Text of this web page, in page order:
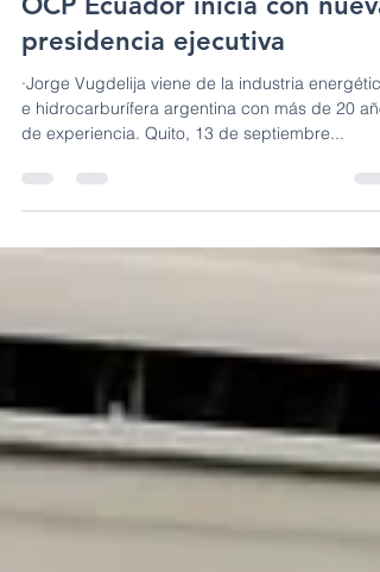
13 sept 2021
2 min de lectura
OCP Ecuador inicia con nueva
presidencia ejecutiva
·Jorge Vugdelija viene de la industria energética
de experiencia. Quito, 13 de septiembre...